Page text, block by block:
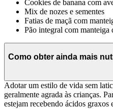
Cookies de banana com
Mix de nozes e sementes
Fatias de maçã com
Pão integral com manteiga
Como obter ainda mais
Adotar um estilo de vida sem
geralmente agrada às crianças.
estejam recebendo ácidos graxos